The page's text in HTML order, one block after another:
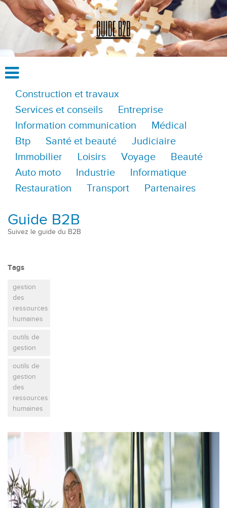
Construction et travaux
Services et conseils
Entreprise
Information communication
Médical
Btp
Santé et beauté
Judiciaire
Immobilier
Loisirs Voyage
Beauté
Auto moto
Industrie
Informatique
Restauration
Transport Partenaires
Guide B2B
Suivez le guide du B2B
Tags
gestion
des
ressources
humaines
outils de
gestion
outils de
gestion
des
ressources
humaines